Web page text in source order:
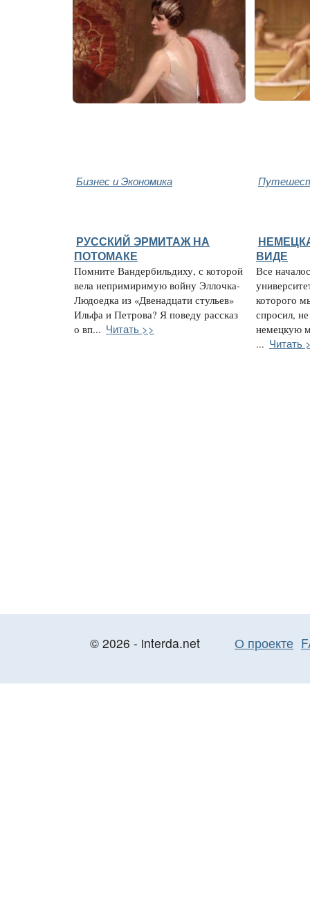
Бизнес и Экономика
РУССКИЙ ЭРМИТАЖ НА
ПОТОМАКЕ
Помните Вандербильдиху, с которой
вела непримиримую войну Эллочка-
Людоедка из «Двенадцати стульев»
Ильфа и Петрова? Я поведу рассказ
о вп... Читать >>
ВИДЕ
Все
которого
спросил,
немецкую
... Читать
© 2026 - interda.net О проекте